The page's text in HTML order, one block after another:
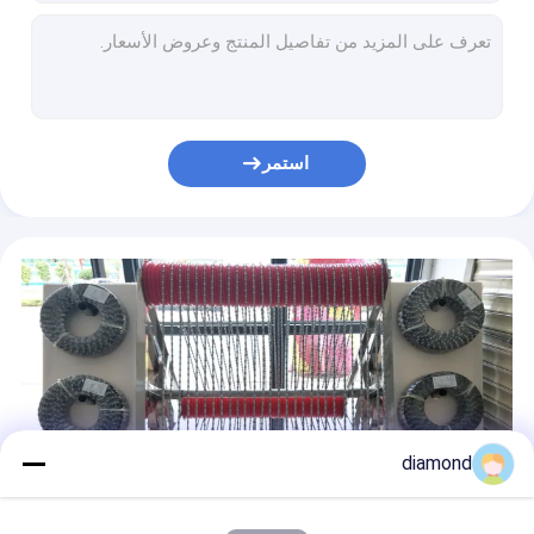
آلة تلميع الحجر
ماكينة راوتر حجر CNC ذات 4 محاور أوتوماتيكية Arc مطحنة 3D Jadestone
رأى CNC الماس سلك آلة للرخام الجرانيت 3000x3000x1500mm
المنشار الآلي للأحجار الماسية متعدد الأسلاك آلة قطع الجرانيت أحادية CNC
استمر
diamond